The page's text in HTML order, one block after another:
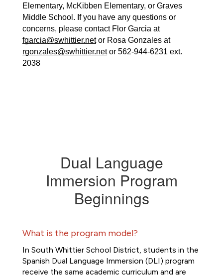
Elementary, McKibben Elementary, or Graves
Middle School. If you have any questions or
concerns, please contact Flor Garcia at
fgarcia@swhittier.net
or Rosa Gonzales at
rgonzales@swhittier.net or 562-944-6231 ext.
2038
Dual Language
Immersion Program
Beginnings
What is the program model?
In South Whittier School District, students in the
Spanish Dual Language Immersion (DLI) program
receive the same academic curriculum and are